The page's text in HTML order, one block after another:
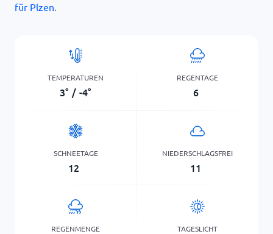
für Plzen.
TEMPERATUREN
3° / -4°
REGENTAGE
6
SCHNEETAGE
12
NIEDERSCHLAGSFREI
11
REGENMENGE TAGESLICHT